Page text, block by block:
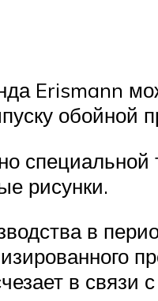
Erismann
обойной
специальной
рисунки.
в
в связи